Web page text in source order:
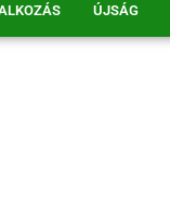
ÚJSÁG